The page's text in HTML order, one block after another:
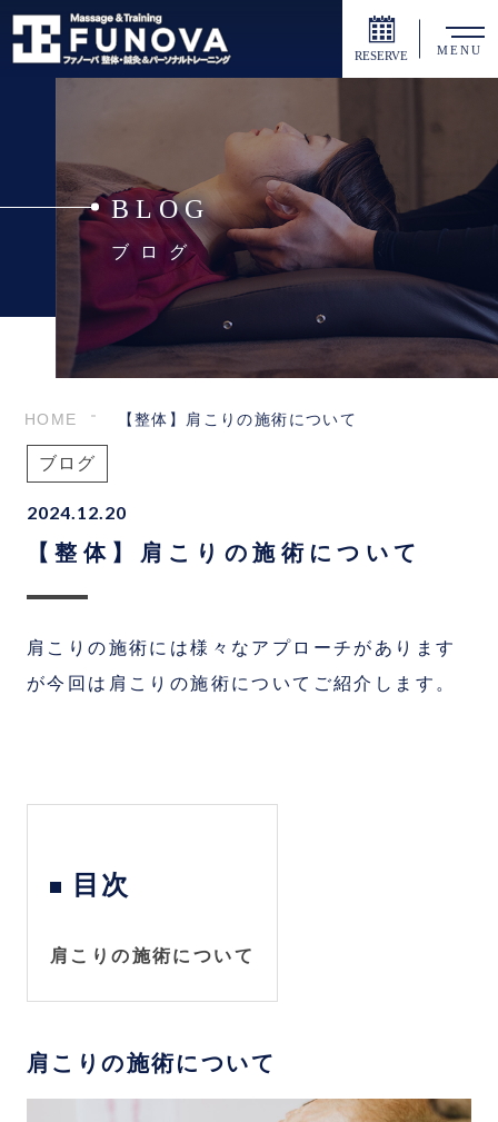
RESERVE MENU
BLOG
ブログ
HOME 【整体】肩こりの施術について
ブログ
2024.12.20
【整体】肩こりの施術について
肩こりの施術には様々なアプローチがあります
が今回は肩こりの施術についてご紹介します。
目次
肩こりの施術について
肩こりの施術について